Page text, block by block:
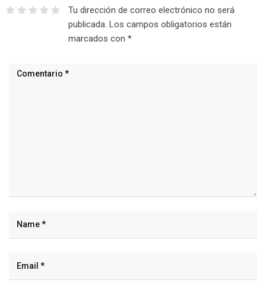
Tu dirección de correo electrónico no será
publicada. Los campos obligatorios están
marcados con *